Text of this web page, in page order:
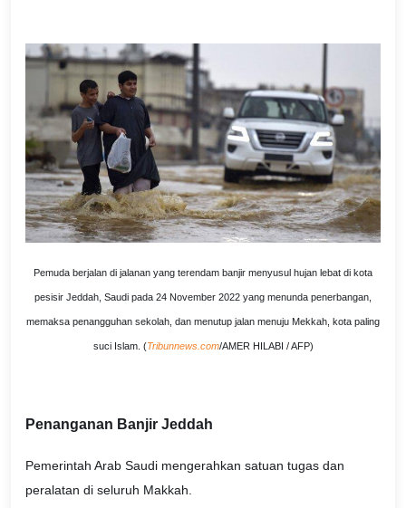
Pemuda berjalan di jalanan yang terendam banjir menyusul hujan lebat di kota
pesisir Jeddah, Saudi pada 24 November 2022 yang menunda penerbangan,
memaksa penangguhan sekolah, dan menutup jalan menuju Mekkah, kota paling
suci Islam. (Tribunnews.com/AMER HILABI / AFP)
Penanganan Banjir Jeddah
Pemerintah Arab Saudi mengerahkan satuan tugas dan
peralatan di seluruh Makkah.